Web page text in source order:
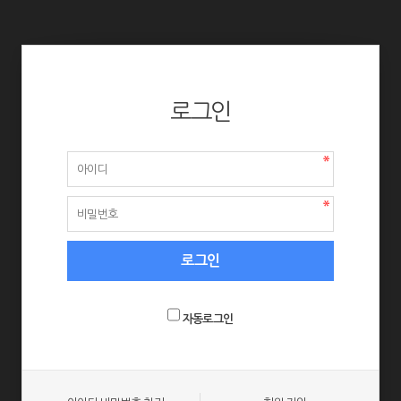
로그인
자동로그인